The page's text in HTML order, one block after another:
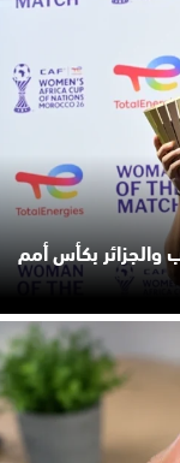
بكأس أمم